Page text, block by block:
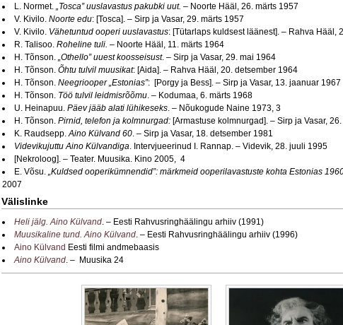
L. Normet. „Tosca” uuslavastus pakubki uut. – Noorte Hääl, 26. märts 1957
V. Kivilo. Noorte edu: [Tosca]. – Sirp ja Vasar, 29. märts 1957
V. Kivilo. Vähetuntud ooperi uuslavastus: [Tütarlaps kuldsest läänest]. – Rahva Hääl,
R. Talisoo. Roheline tuli. – Noorte Hääl, 11. märts 1964
H. Tõnson. „Othello” uuest koosseisust. – Sirp ja Vasar, 29. mai 1964
H. Tõnson. Õhtu tulvil muusikat: [Aida]. – Rahva Hääl, 20. detsember 1964
H. Tõnson. Neegriooper „Estonias”: [Porgy ja Bess]. – Sirp ja Vasar, 13. jaanuar 1967
H. Tõnson. Töö tulvil leidmisrõõmu. – Kodumaa, 6. märts 1968
U. Heinapuu. Päev jääb alati lühikeseks. – Nõukogude Naine 1973, 3
H. Tõnson. Pirnid, telefon ja kolmnurgad: [Armastuse kolmnurgad]. – Sirp ja Vasar,
K. Raudsepp.Aino Külvand 60. – Sirp ja Vasar, 18. detsember 1981
Videvikujuttu Aino Külvandiga. Intervjueerinud I. Rannap. – Videvik, 28. juuli 1995
[Nekroloog]. – Teater. Muusika. Kino 2005, 4
E. Võsu. „Kuldsed ooperikümnendid”: märkmeid ooperilavastuste kohta Estonias
2007
Välislinke
Heli jälg. Aino Külvand . – Eesti Rahvusringhäälingu arhiiv (1991)
Muusikaline tund. Aino Külvand . – Eesti Rahvusringhäälingu arhiiv (1996)
Aino Külvand Eesti filmi andmebaasis
Aino Külvand . – Muusika 24